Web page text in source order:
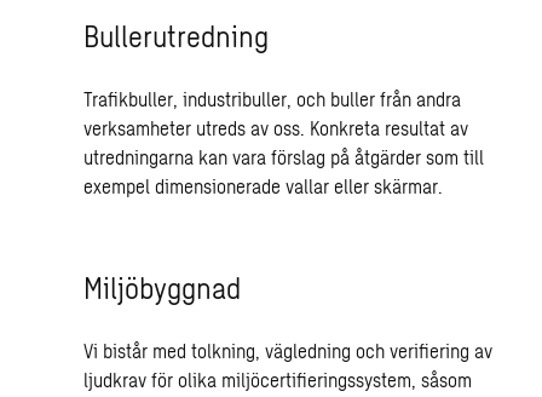
Bullerutredning
Trafikbuller, industribuller, och buller från andra
verksamheter utreds av oss. Konkreta resultat av
utredningarna kan vara förslag på åtgärder som till
exempel dimensionerade vallar eller skärmar.
Miljöbyggnad
Vi bistår med tolkning, vägledning och verifiering av
ljudkrav för olika miljöcertifieringssystem, såsom